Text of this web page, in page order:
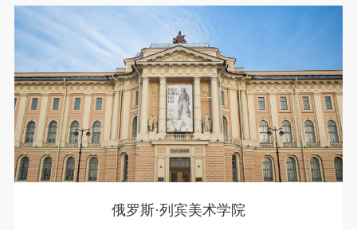
俄罗斯·列宾美术学院